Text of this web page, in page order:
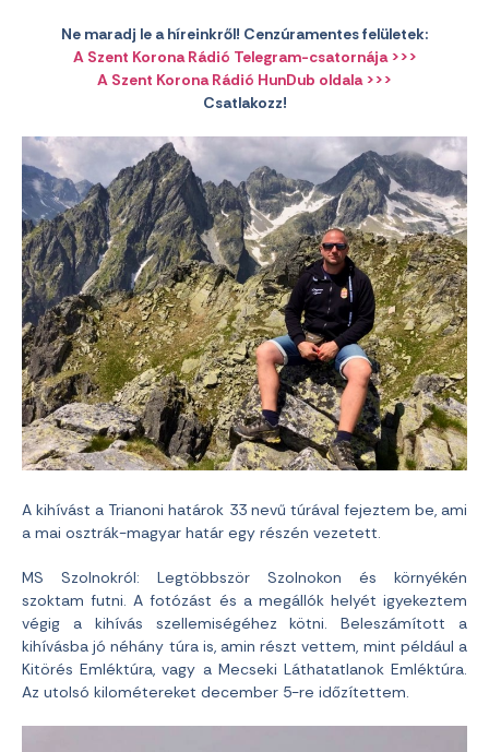
Ne maradj le a híreinkről! Cenzúramentes felületek:
A Szent Korona Rádió Telegram-csatornája >>>
A Szent Korona Rádió HunDub oldala >>>
Csatlakozz!
A kihívást a Trianoni határok 33 nevű túrával fejeztem be, ami
a mai osztrák-magyar határ egy részén vezetett.
MS Szolnokról: Legtöbbször Szolnokon és környékén
szoktam futni. A fotózást és a megállók helyét igyekeztem
végig a kihívás szellemiségéhez kötni. Beleszámított a
kihívásba jó néhány túra is, amin részt vettem, mint például a
Kitörés Emléktúra, vagy a Mecseki Láthatatlanok Emléktúra.
Az utolsó kilométereket december 5-re időzítettem.